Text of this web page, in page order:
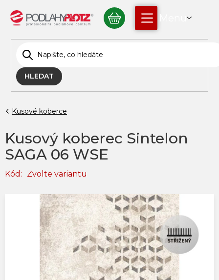
obsah
HLEDAT
NÁKUPNÍ
KOŠÍK
Kusové koberce
Kusový koberec Sintelon
SAGA 06 WSE
Kód: Zvolte variantu